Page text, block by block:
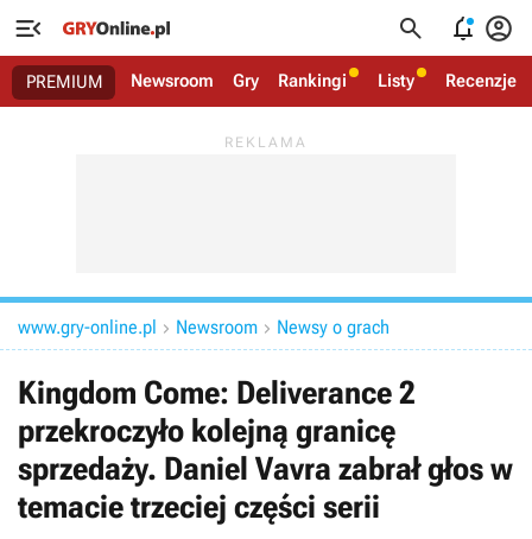
   
PREMIUM Newsroom Gry Rankingi Listy Recenzje
www.gry-online.pl  Newsroom  Newsy o grach
Kingdom Come: Deliverance 2
przekroczyło kolejną granicę
sprzedaży. Daniel Vavra zabrał głos w
temacie trzeciej części serii